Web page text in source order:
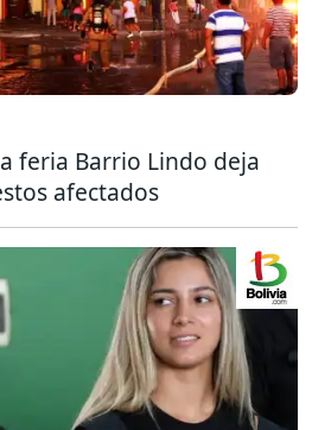
feria Barrio Lindo deja
afectados